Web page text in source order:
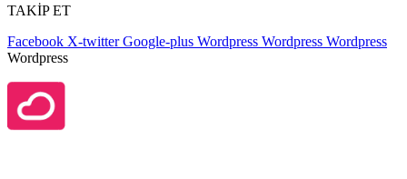
TAKİP ET
Facebook X-twitter Google-plus Wordpress Wordpress Wordpress
Wordpress